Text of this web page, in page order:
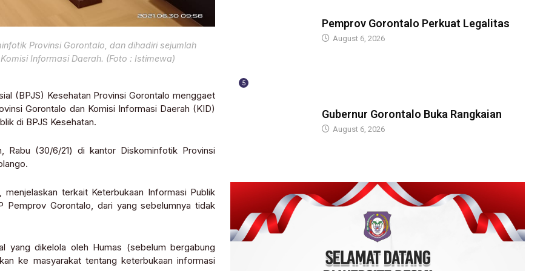
Provinsi Gorontalo, dan dihadiri sejumlah
Informasi Daerah. (Foto : Istimewa)
(BPJS) Kesehatan Provinsi Gorontalo menggaet
Gorontalo dan Komisi Informasi Daerah (KID)
di BPJS Kesehatan.
Rabu (30/6/21) di kantor Diskominfotik Provinsi
terkait Keterbukaan Informasi Publik
Gorontalo, dari yang sebelumnya tidak
yang dikelola oleh Humas (sebelum bergabung
ke masyarakat tentang keterbukaan informasi
Pemprov Gorontalo Perkuat Legalitas
August 6, 2026
5
Gubernur Gorontalo Buka Rangkaian
August 6, 2026